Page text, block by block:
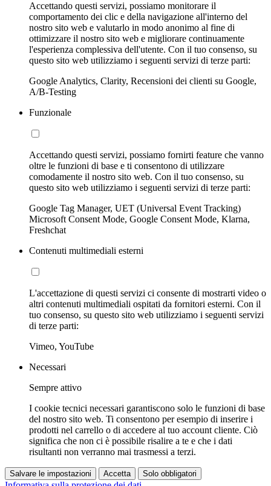
Accettando questi servizi, possiamo monitorare il
comportamento dei clic e della navigazione all'interno del
nostro sito web e valutarlo in modo anonimo al fine di
ottimizzare il nostro sito web e migliorare continuamente
l'esperienza complessiva dell'utente. Con il tuo consenso, su
questo sito web utilizziamo i seguenti servizi di terze parti:
Google Analytics, Clarity, Recensioni dei clienti su Google,
A/B-Testing
Funzionale
Accettando questi servizi, possiamo fornirti feature che vanno
oltre le funzioni di base e ti consentono di utilizzare
comodamente il nostro sito web. Con il tuo consenso, su
questo sito web utilizziamo i seguenti servizi di terze parti:
Google Tag Manager, UET (Universal Event Tracking)
Microsoft Consent Mode, Google Consent Mode, Klarna,
Freshchat
Contenuti multimediali esterni
L'accettazione di questi servizi ci consente di mostrarti video o
altri contenuti multimediali ospitati da fornitori esterni. Con il
tuo consenso, su questo sito web utilizziamo i seguenti servizi
di terze parti:
Vimeo, YouTube
Necessari
Sempre attivo
I cookie tecnici necessari garantiscono solo le funzioni di base
del nostro sito web. Ti consentono per esempio di inserire i
prodotti nel carrello o di accedere al tuo account cliente. Ciò
significa che non ci è possibile risalire a te e che i dati
risultanti non verranno mai trasmessi a terzi.
Salvare le impostazioni Accetta Solo obbligatori